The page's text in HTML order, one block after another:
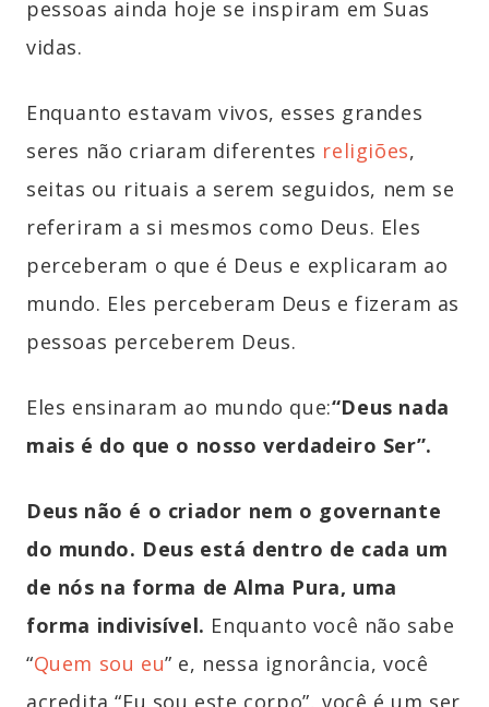
pessoas ainda hoje se inspiram em Suas
vidas.
Enquanto estavam vivos, esses grandes
seres não criaram diferentes religiões,
seitas ou rituais a serem seguidos, nem se
referiram a si mesmos como Deus. Eles
perceberam o que é Deus e explicaram ao
mundo. Eles perceberam Deus e fizeram as
pessoas perceberem Deus.
Eles ensinaram ao mundo que:“Deus nada
mais é do que o nosso verdadeiro Ser”.
Deus não é o criador nem o governante
do mundo. Deus está dentro de cada um
de nós na forma de Alma Pura, uma
forma indivisível. Enquanto você não sabe
“Quem sou eu” e, nessa ignorância, você
acredita “Eu sou este corpo”, você é um ser